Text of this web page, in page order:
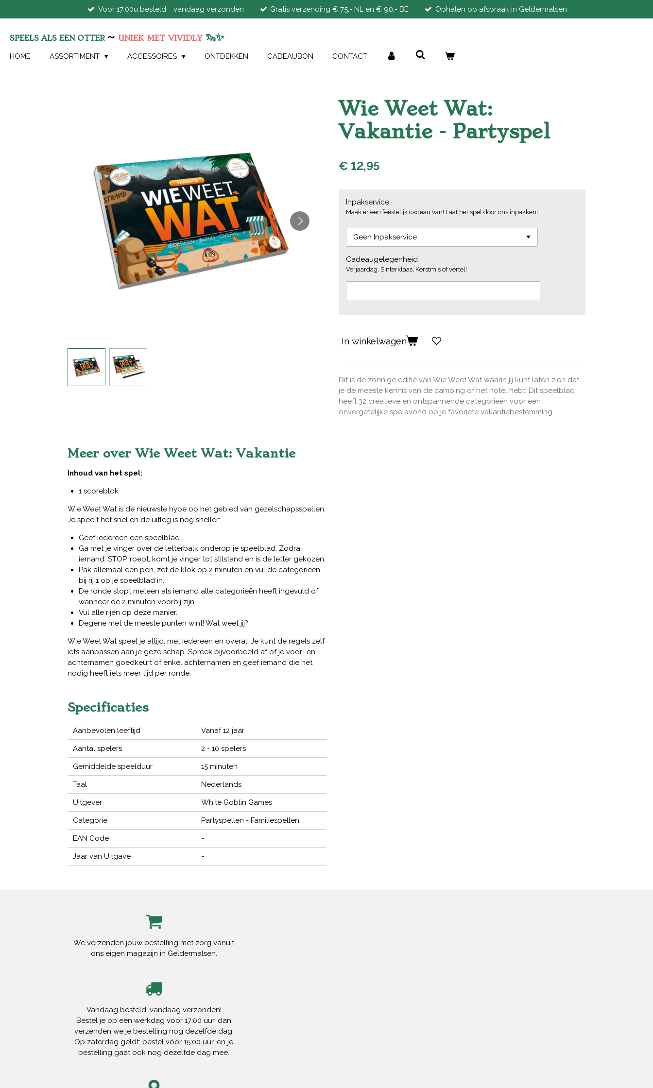
direct
de
hoofdinhoud
Voor 17:00u besteld = vandaag verzonden Gratis verzending € 75,- NL en € 90,- BE Ophalen op afspraak in Geldermalsen
SPEELS ALS EEN OTTER ~ UNIEK MET VIVIDLY 🦦✨
HOME ASSORTIMENT ACCESSOIRES ONTDEKKEN CADEAUBON CONTACT
Wie Weet Wat:
Vakantie - Partyspel
€ 12,95
Inpakservice
Maak er een feestelijk cadeau van! Laat het spel door ons inpakken!
Cadeaugelegenheid
Verjaardag, Sinterklaas, Kerstmis of vertel!
In winkelwagen
Dit is de zonnige editie van Wie Weet Wat waarin jij kunt laten zien dat
je de meeste kennis van de camping of het hotel hebt! Dit speelblad
heeft 32 creatieve en ontspannende categorieën voor een
onvergetelijke spelavond op je favoriete vakantiebestemming.
Meer over Wie Weet Wat: Vakantie
Inhoud van het spel:
1 scoreblok
Wie Weet Wat is de nieuwste hype op het gebied van gezelschapsspellen.
Je speelt het snel en de uitleg is nóg sneller:
Geef iedereen een speelblad.
Ga met je vinger over de letterbalk onderop je speelblad. Zodra
iemand ‘STOP’ roept, komt je vinger tot stilstand en is de letter gekozen.
Pak allemaal een pen, zet de klok op 2 minuten en vul de categorieën
bij rij 1 op je speelblad in.
De ronde stopt meteen als iemand alle categorieën heeft ingevuld of
wanneer de 2 minuten voorbij zijn.
Vul alle rijen op deze manier.
Degene met de meeste punten wint! Wat weet jij?
Wie Weet Wat speel je altijd, met iedereen en overal. Je kunt de regels zelf
iets aanpassen aan je gezelschap. Spreek bijvoorbeeld af of je voor- en
achternamen goedkeurt of enkel achternamen en geef iemand die het
nodig heeft iets meer tijd per ronde.
Specificaties
Aanbevolen leeftijd Vanaf 12 jaar
Aantal spelers 2 - 10 spelers
Gemiddelde speelduur 15 minuten
Taal Nederlands
Uitgever White Goblin Games
Categorie Partyspellen - Familiespellen
EAN Code -
Jaar van Uitgave -
We verzenden jouw bestelling met zorg vanuit
ons eigen magazijn in Geldermalsen.
Vandaag besteld, vandaag verzonden!
Bestel je op een werkdag vóór 17:00 uur, dan
verzenden we je bestelling nog dezelfde dag.
Op zaterdag geldt: bestel vóór 15:00 uur, en je
bestelling gaat ook nog dezelfde dag mee.